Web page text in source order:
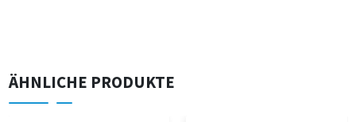
ÄHNLICHE PRODUKTE